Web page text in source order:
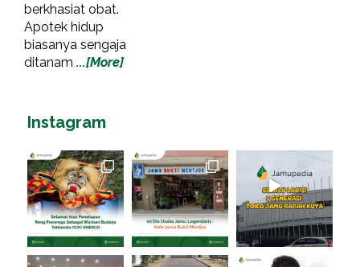
berkhasiat obat.
Apotek hidup
biasanya sengaja
ditanam ...[More]
Instagram